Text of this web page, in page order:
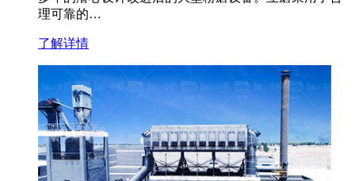
理可靠的…
了解详情